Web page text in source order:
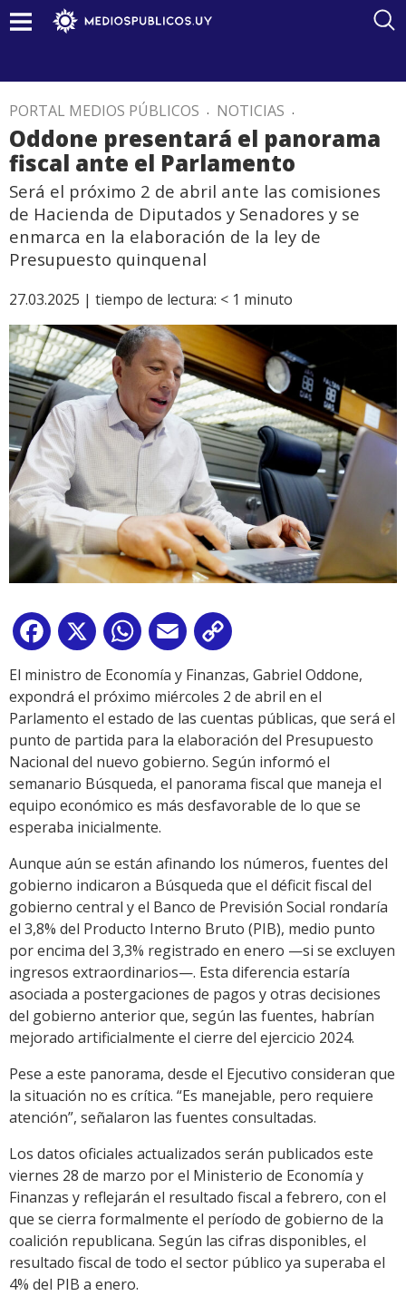
PORTAL MEDIOS PÚBLICOS . NOTICIAS .
Oddone presentará el panorama
fiscal ante el Parlamento
Será el próximo 2 de abril ante las comisiones
de Hacienda de Diputados y Senadores y se
enmarca en la elaboración de la ley de
Presupuesto quinquenal
27.03.2025 | tiempo de lectura: < 1 minuto
Facebook
X WhatsApp
Email
Link
El ministro de Economía y Finanzas, Gabriel Oddone,
expondrá el próximo miércoles 2 de abril en el
Parlamento el estado de las cuentas públicas, que será el
punto de partida para la elaboración del Presupuesto
Nacional del nuevo gobierno. Según informó el
semanario Búsqueda, el panorama fiscal que maneja el
equipo económico es más desfavorable de lo que se
esperaba inicialmente.
Aunque aún se están afinando los números, fuentes del
gobierno indicaron a Búsqueda que el déficit fiscal del
gobierno central y el Banco de Previsión Social rondaría
el 3,8% del Producto Interno Bruto (PIB), medio punto
por encima del 3,3% registrado en enero —si se excluyen
ingresos extraordinarios—. Esta diferencia estaría
asociada a postergaciones de pagos y otras decisiones
del gobierno anterior que, según las fuentes, habrían
mejorado artificialmente el cierre del ejercicio 2024.
Pese a este panorama, desde el Ejecutivo consideran que
la situación no es crítica. “Es manejable, pero requiere
atención”, señalaron las fuentes consultadas.
Los datos oficiales actualizados serán publicados este
viernes 28 de marzo por el Ministerio de Economía y
Finanzas y reflejarán el resultado fiscal a febrero, con el
que se cierra formalmente el período de gobierno de la
coalición republicana. Según las cifras disponibles, el
resultado fiscal de todo el sector público ya superaba el
4% del PIB a enero.